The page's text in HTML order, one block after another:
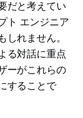
だと考えてい
ト エンジニア
しれません。
る対話に重点
ーがこれらの
することで